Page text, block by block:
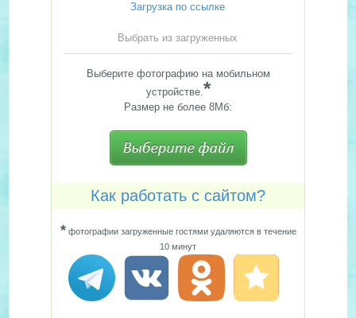
Загрузка по ссылке
Выбрать из загруженных
Выберите фотографию на мобильном
устройстве.*
Размер не более 8Мб:
Как работать с сайтом?
*фотографии загруженные гостями удаляются в течение
10 минут